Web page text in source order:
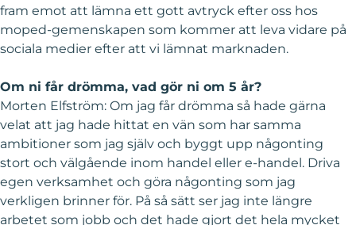
fram emot att lämna ett gott avtryck efter oss hos
moped-gemenskapen som kommer att leva vidare på
sociala medier efter att vi lämnat marknaden.
Om ni får drömma, vad gör ni om 5 år?
Morten Elfström: Om jag får drömma så hade gärna
velat att jag hade hittat en vän som har samma
ambitioner som jag själv och byggt upp någonting
stort och välgående inom handel eller e-handel. Driva
egen verksamhet och göra någonting som jag
verkligen brinner för. På så sätt ser jag inte längre
arbetet som jobb och det hade gjort det hela mycket